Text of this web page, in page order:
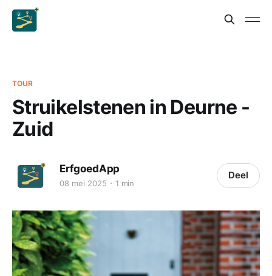
TOUR
Struikelstenen in Deurne -
Zuid
ErfgoedApp
08 mei 2025 1 min
Deel